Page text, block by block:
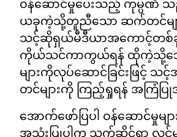
ဝန်ဆောင်မှုပေးသည့် ကုမ္ပဏီ
ယခုကဲ့သို့တူညီသော ဆက်တင်မျာ
သင့်ဆိုရှယ်မီဒီယာအကောင့်တစ်
ကိုယ်သင်ကာကွယ်ရန် ထိုကဲ့သို့
များကိုလုပ်ဆောင်ခြင်းဖြင့်
တင်များကို ကြည့်ရှုရန် အကြံပ
အောက်ဖော်ပြပါ ဝန်ဆောင်မှုမ
အသုံးပြုပါက သက်ဆိုင်ရာ လင့်မျ